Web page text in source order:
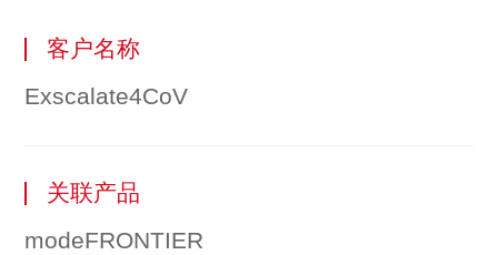
客户名称
Exscalate4CoV
关联产品
modeFRONTIER